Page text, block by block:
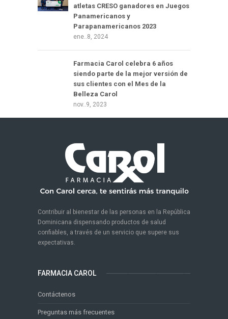
atletas CRESO ganadores en Juegos
Panamericanos y
Parapanamericanos 2023
ene..8, 2024
Farmacia Carol celebra 6 años
siendo parte de la mejor versión de
sus clientes con el Mes de la
Belleza Carol
nov..9, 2023
Contribuir al bienestar de las personas en la República
Dominicana dispensando productos de salud
confiables, a través de un servicio que supere sus
expectativas.
FARMACIA CAROL
Contáctenos
Preguntas más frecuentes